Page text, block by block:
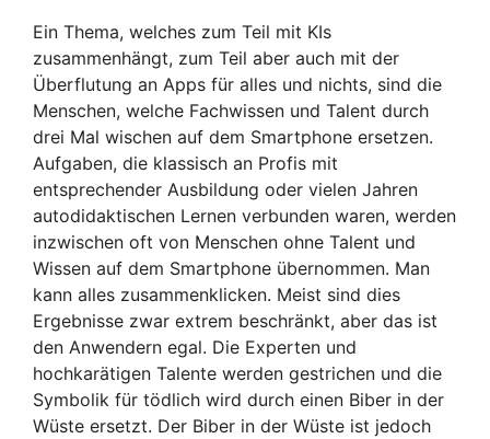
Ein Thema, welches zum Teil mit KIs
zusammenhängt, zum Teil aber auch mit der
Überflutung an Apps für alles und nichts, sind die
Menschen, welche Fachwissen und Talent durch
drei Mal wischen auf dem Smartphone ersetzen.
Aufgaben, die klassisch an Profis mit
entsprechender Ausbildung oder vielen Jahren
autodidaktischen Lernen verbunden waren, werden
inzwischen oft von Menschen ohne Talent und
Wissen auf dem Smartphone übernommen. Man
kann alles zusammenklicken. Meist sind dies
Ergebnisse zwar extrem beschränkt, aber das ist
den Anwendern egal. Die Experten und
hochkarätigen Talente werden gestrichen und die
Symbolik für tödlich wird durch einen Biber in der
Wüste ersetzt. Der Biber in der Wüste ist jedoch